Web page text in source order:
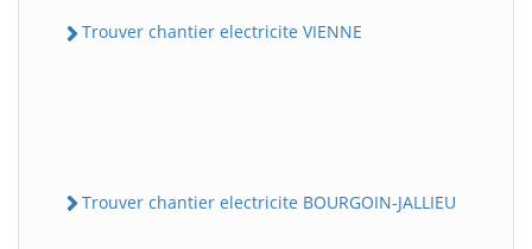
Trouver chantier electricite VIENNE
Trouver chantier electricite BOURGOIN-JALLIEU